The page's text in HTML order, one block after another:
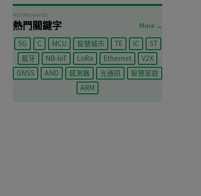
Hot Keywords
熱門關鍵字 More →
5G C MCU 智慧城市 TE IC
ST
藍牙
NB-IoT LoRa Ethernet
V2X
GNSS
AND 感測器 光通訊
智慧家庭
ARM